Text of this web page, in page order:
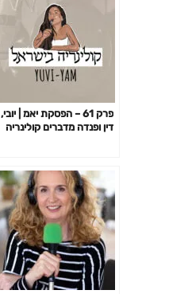
פרק 61 – הפסקת יאמ | יובי,
דין ופנדה מדברים קולינריה